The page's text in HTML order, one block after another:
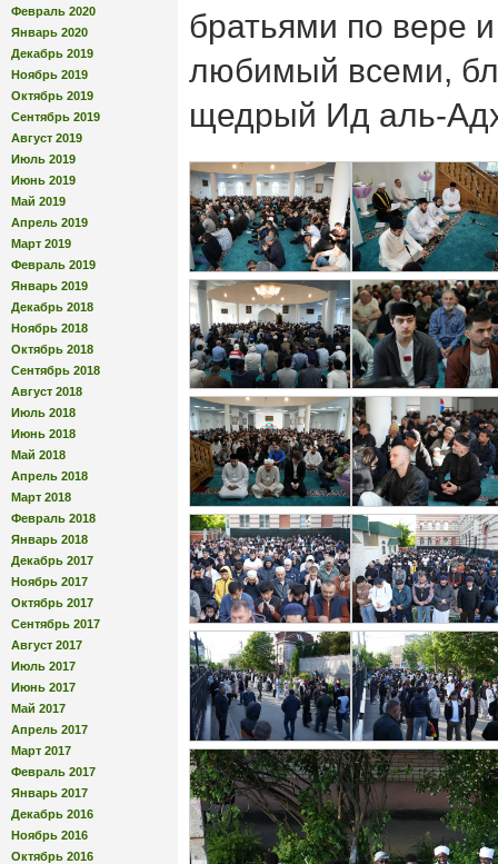
Февраль 2020
Январь 2020
Декабрь 2019
Ноябрь 2019
Октябрь 2019
Сентябрь 2019
Август 2019
Июль 2019
Июнь 2019
Май 2019
Апрель 2019
Март 2019
Февраль 2019
Январь 2019
Декабрь 2018
Ноябрь 2018
Октябрь 2018
Сентябрь 2018
Август 2018
Июль 2018
Июнь 2018
Май 2018
Апрель 2018
Март 2018
Февраль 2018
Январь 2018
Декабрь 2017
Ноябрь 2017
Октябрь 2017
Сентябрь 2017
Август 2017
Июль 2017
Июнь 2017
Май 2017
Апрель 2017
Март 2017
Февраль 2017
Январь 2017
Декабрь 2016
Ноябрь 2016
Октябрь 2016
братьями по вере
любимый всеми,
щедрый Ид аль-